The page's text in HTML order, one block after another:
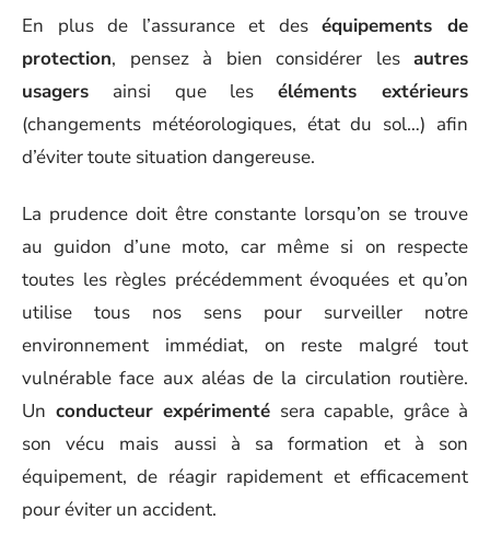
En plus de l’assurance et deséquipements de
protection, pensez à bien considérer les autres
usagers ainsi que leséléments extérieurs
(changements météorologiques, état du sol…) afin
d’éviter toute situation dangereuse.
La prudence doit être constante lorsqu’on se trouve
au guidon d’une moto, car même si on respecte
toutes les règles précédemment évoquées et qu’on
utilise tous nos sens pour surveiller notre
environnement immédiat, on reste malgré tout
vulnérable face aux aléas de la circulation routière.
Un conducteur expérimenté sera capable, grâce à
son vécu mais aussi à sa formation et à son
équipement, de réagir rapidement et efficacement
pour éviter un accident.